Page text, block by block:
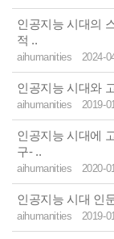
인공지능 시대의
적 ..
aihumanities 2024-
인공지능 시대와
aihumanities 2019-
인공지능 시대에
구- ..
aihumanities 2020-
인공지능 시대 인
aihumanities 2019-